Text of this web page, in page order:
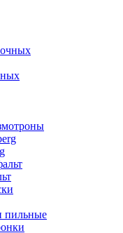
пильные